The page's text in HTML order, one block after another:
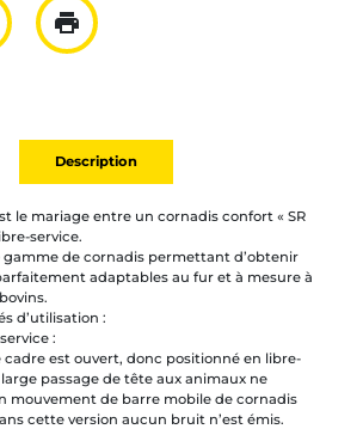
mail
à la liste
print
Imprimer
Description
le mariage entre un cornadis confort « SR
service.
gamme de cornadis permettant d’obtenir
adaptables au fur et à mesure à
d’utilisation :
:
cadre est ouvert, donc positionné en libre-
passage de tête aux animaux ne
mouvement de barre mobile de cornadis
cette version aucun bruit n’est émis.